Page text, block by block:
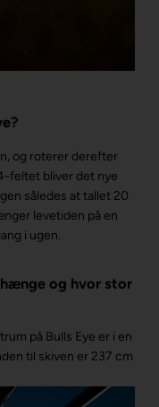
og roterer derefter
feltet bliver det nye
således at tallet 20
levetiden på en
i ugen.
og hvor stor
på Bulls Eye er i en
til skiven er 237 cm